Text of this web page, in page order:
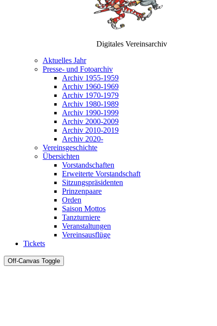
Digitales Vereinsarchiv
Aktuelles Jahr
Presse- und Fotoarchiv
Archiv 1955-1959
Archiv 1960-1969
Archiv 1970-1979
Archiv 1980-1989
Archiv 1990-1999
Archiv 2000-2009
Archiv 2010-2019
Archiv 2020-
Vereinsgeschichte
Übersichten
Vorstandschaften
Erweiterte Vorstandschaft
Sitzungspräsidenten
Prinzenpaare
Orden
Saison Mottos
Tanzturniere
Veranstaltungen
Vereinsausflüge
Tickets
Off-Canvas Toggle